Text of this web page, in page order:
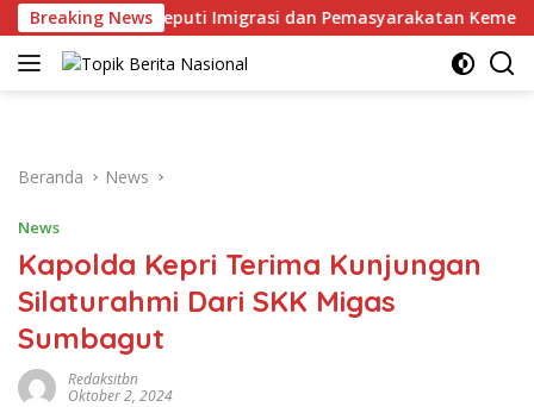
Langsung
ke
konten
Breaking News
Deputi Imigrasi dan Pemasyarakatan Kemenko
Beranda News
News
Kapolda Kepri Terima Kunjungan
Silaturahmi Dari SKK Migas
Sumbagut
Redaksitbn
Oktober 2, 2024